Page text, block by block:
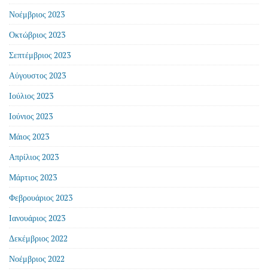
Νοέμβριος 2023
Οκτώβριος 2023
Σεπτέμβριος 2023
Αύγουστος 2023
Ιούλιος 2023
Ιούνιος 2023
Μάιος 2023
Απρίλιος 2023
Μάρτιος 2023
Φεβρουάριος 2023
Ιανουάριος 2023
Δεκέμβριος 2022
Νοέμβριος 2022